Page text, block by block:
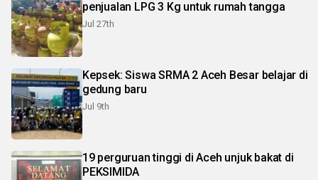
penjualan LPG 3 Kg untuk rumah tangga
Jul 27th
Kepsek: Siswa SRMA 2 Aceh Besar belajar di
gedung baru
Jul 9th
19 perguruan tinggi di Aceh unjuk bakat di
PEKSIMIDA